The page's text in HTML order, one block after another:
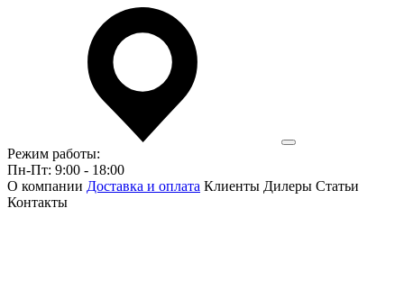
Режим работы:
Пн-Пт: 9:00 - 18:00
О компании Доставка и оплата Клиенты Дилеры Статьи
Контакты